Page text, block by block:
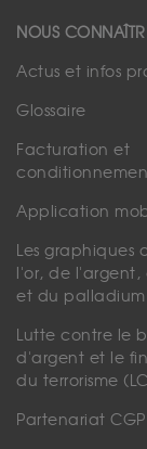
NOUS
Actus et infos
Glossaire
Facturation et
Application
Les graphiques
l'or, de
et du palladium
Lutte contre le
d'argent et le
du terrorisme
Partenariat CGP